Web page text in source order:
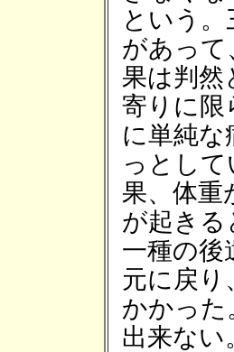
という
があって
果は判然
寄りに限
に単純
っとし
果、体重
が起きる
一種の後
元に戻
かかった
出来ない